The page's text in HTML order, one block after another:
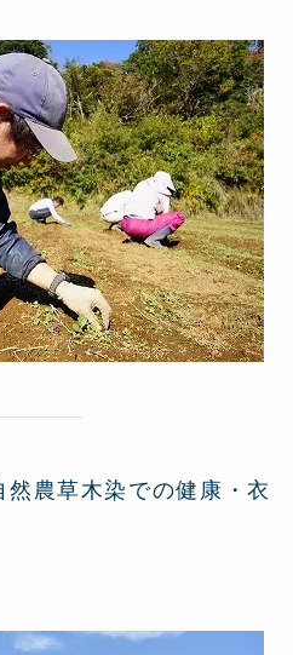
農草木染での健康・衣